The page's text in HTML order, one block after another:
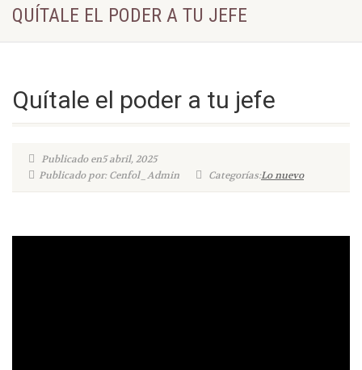
QUÍTALE EL PODER A TU JEFE
Quítale el poder a tu jefe
Publicado en5 abril, 2025
Publicado por: Cenfol_Admin
Categorías:Lo nuevo